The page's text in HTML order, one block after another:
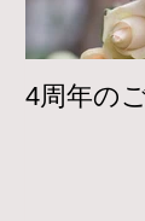
4周年の